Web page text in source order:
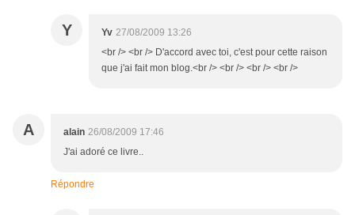
Y Yv 27/08/2009 13:26
<br /> <br /> D'accord avec toi, c'est pour cette raison
que j'ai fait mon blog.<br /> <br /> <br /> <br />
A alain 26/08/2009 17:46
J'ai adoré ce livre..
Répondre